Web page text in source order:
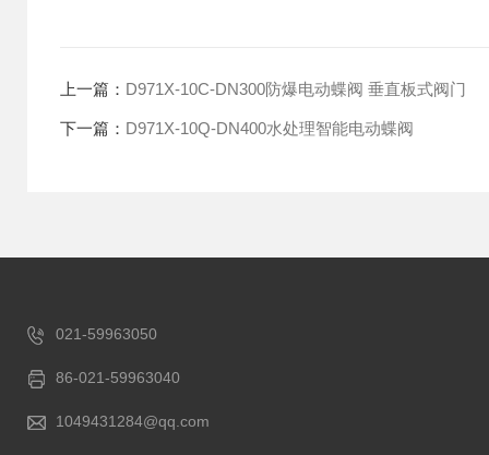
上一篇： D971X-10C-DN300防爆电动蝶阀 垂直板式阀门
下一篇： D971X-10Q-DN400水处理智能电动蝶阀
021-59963050
86-021-59963040
1049431284@qq.com